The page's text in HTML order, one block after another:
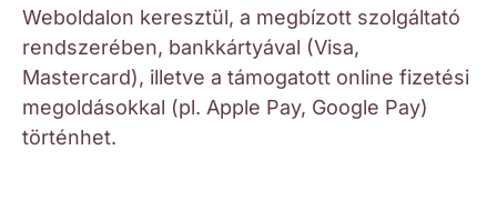
Weboldalon keresztül, a megbízott szolgáltató
rendszerében, bankkártyával (Visa,
Mastercard), illetve a támogatott online fizetési
megoldásokkal (pl. Apple Pay, Google Pay)
történhet.